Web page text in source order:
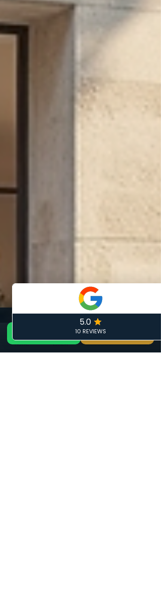
Phone Email Facebook Formulaire de contact
DEVIS GRATUIT 24H — ARTISAN LOCAL CALAIS
✏️ Devis gratuit
📞 Appeler maintenant
🏠 Devis Gratuit 24h